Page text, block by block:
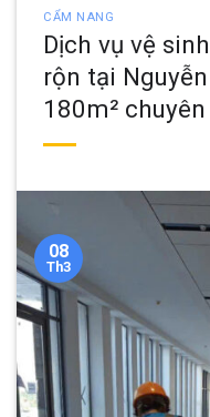
CẨM NANG
Dịch vụ vệ
rộn tại
180m²
08
Th3